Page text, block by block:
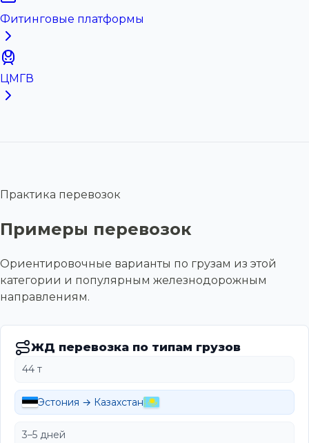
Фитинговые платформы
ЦМГВ
Практика перевозок
Примеры перевозок
Ориентировочные варианты по грузам из этой
категории и популярным железнодорожным
направлениям.
ЖД перевозка по типам грузов
44 т
Эстония → Казахстан
3–5 дней